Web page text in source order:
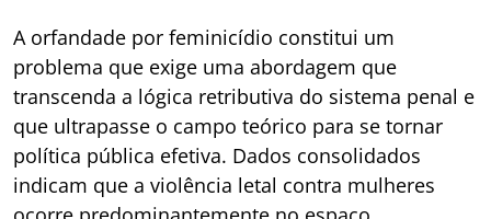
A orfandade por feminicídio constitui um
problema que exige uma abordagem que
transcenda a lógica retributiva do sistema penal e
que ultrapasse o campo teórico para se tornar
política pública efetiva. Dados consolidados
indicam que a violência letal contra mulheres